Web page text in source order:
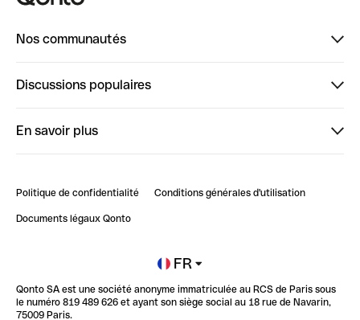
Nos communautés
ClubQonto
Discussions populaires
Impact de l'IA sur les carrières/productivité
En savoir plus
Blog
Newsroom
Glossaire finance
Politique de confidentialité Conditions générales d'utilisation
Documents légaux Qonto
FR
Qonto SA est une société anonyme immatriculée au RCS de Paris sous
le numéro 819 489 626 et ayant son siège social au 18 rue de Navarin,
75009 Paris.